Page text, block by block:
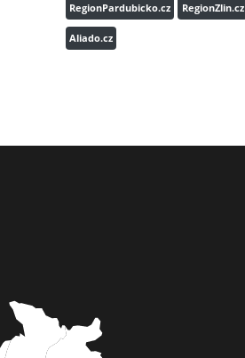
RegionPardubicko.cz RegionZlin.cz
Aliado.cz